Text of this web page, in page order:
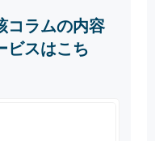
コラムの内容
ビスはこち